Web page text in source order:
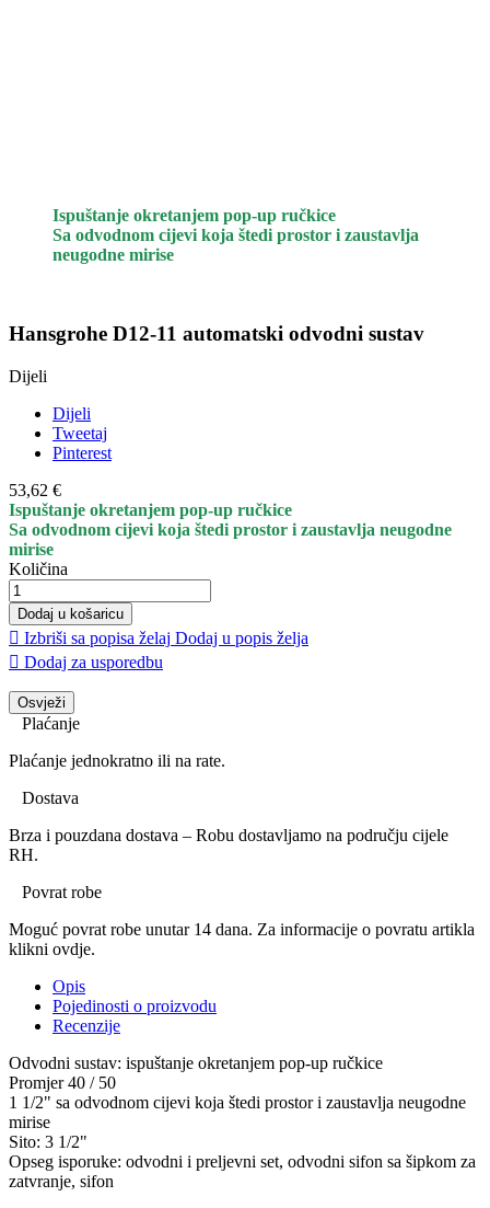
Ispuštanje okretanjem pop-up ručkice
Sa odvodnom cijevi koja štedi prostor i zaustavlja
neugodne mirise
Hansgrohe D12-11 automatski odvodni sustav
Dijeli
Dijeli
Tweetaj
Pinterest
53,62 €
Ispuštanje okretanjem pop-up ručkice
Sa odvodnom cijevi koja štedi prostor i zaustavlja neugodne
mirise
Količina
Dodaj u košaricu
 Izbriši sa popisa želaj Dodaj u popis želja
 Dodaj za usporedbu
Plaćanje
Plaćanje jednokratno ili na rate.
Dostava
Brza i pouzdana dostava – Robu dostavljamo na području cijele
RH.
Povrat robe
Moguć povrat robe unutar 14 dana. Za informacije o povratu artikla
klikni ovdje.
Opis
Pojedinosti o proizvodu
Recenzije
Odvodni sustav: ispuštanje okretanjem pop-up ručkice
Promjer 40 / 50
1 1/2" sa odvodnom cijevi koja štedi prostor i zaustavlja neugodne
mirise
Sito: 3 1/2"
Opseg isporuke: odvodni i preljevni set, odvodni sifon sa šipkom za
zatvranje, sifon